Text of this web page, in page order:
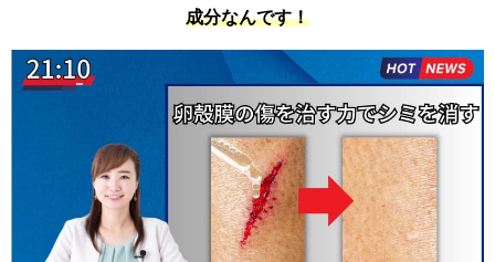
成分なんです！